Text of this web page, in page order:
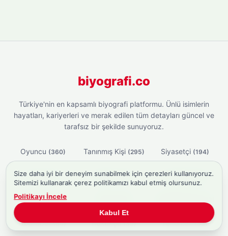
biyografi.co
Türkiye'nin en kapsamlı biyografi platformu. Ünlü isimlerin
hayatları, kariyerleri ve merak edilen tüm detayları güncel ve
tarafsız bir şekilde sunuyoruz.
Oyuncu (360) Tanınmış Kişi (295) Siyasetçi (194)
Yazar (151) Şarkıcı(131) İş İnsanı(125)
Gazeteci(115)
YouTuber(64) Hukukçu(39) Fenomen(36)
Size daha iyi bir deneyim sunabilmek için çerezleri kullanıyoruz.
Sitemizi kullanarak çerez politikamızı kabul etmiş olursunuz.
Politikayı İncele
Kabul Et